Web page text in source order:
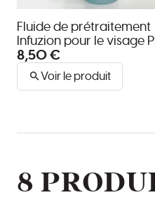
Fluide de prétraitement
Infuzion pour le visage
SKIN
8,50 €
Voir le produit
8